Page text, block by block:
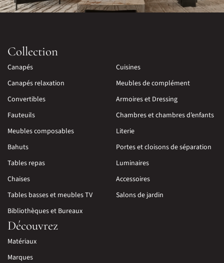
Collection
Canapés
Canapés relaxation
Convertibles
Fauteuils
Meubles composables
Bahuts
Tables repas
Chaises
Tables basses et meubles TV
Bibliothèques et Bureaux
Cuisines
Meubles de complément
Armoires et Dressing
Chambres et chambres d’enfants
Literie
Portes et cloisons de séparation
Luminaires
Accessoires
Salons de jardin
Découvrez
Matériaux
Marques